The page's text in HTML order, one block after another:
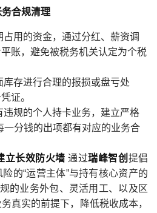
合规清理
占用的资金，通过分红、薪资调
账，避免被税务机关认定为个税
库存进行合理的报损或盘亏处
证。
违规的个人持卡业务，建立严格
一分钱的出项都有对应的业务合
立长效防火墙 通过瑞峰智创 提倡
的“运营主体”与持有核心资产的
的业务外包、灵活用工、以及区
真实的前提下，降低税收成本，